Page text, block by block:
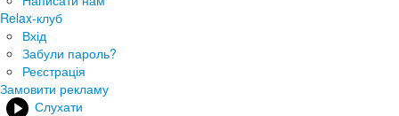
Relax-клуб
Вхід
Забули пароль?
Реєстрація
Замовити рекламу
Слухати